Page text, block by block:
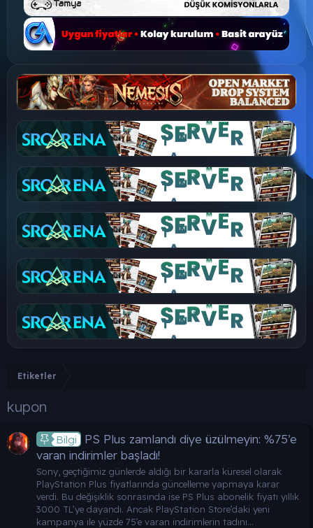
Etiketler
kupon
Bilgi
PS Plus zamlandı diye üzülmeyin: %75’e
varan indirimler başladı!
Sony, geçtiğimiz günlerde aldığı bir kararla küresel olarak
PlayStation Plus fiyatlarında güncelleme yapmaya karar
verdi. Bu değişiklik sonrasında ise PS Plus abonelik fiyatı yıllık
3000 TL’ye dayandı. Ancak PlayStation Store’daki yeni
kampanya ile yüzde 75’e varan indirimlerin tadını...